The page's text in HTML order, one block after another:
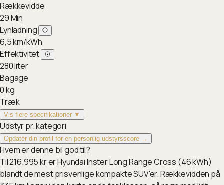
Rækkevidde
29Min
Lynladning
6,5km/kWh
Effektivitet
280liter
Bagage
0kg
Træk
Vis flere specifikationer ▼
Udstyr pr. kategori
Opdatér din profil for en personlig udstyrsscore →
Hvem er denne bil god til?
Til 216.995 kr er Hyundai Inster Long Range Cross (46 kWh)
blandt de mest prisvenlige kompakte SUV'er. Rækkevidden på